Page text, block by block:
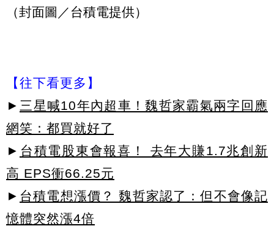
（封面圖／台積電提供）
【往下看更多】
► 三星喊10年內超車！魏哲家霸氣兩字回應
網笑：都買就好了
► 台積電股東會報喜！ 去年大賺1.7兆創新
高 EPS衝66.25元
► 台積電想漲價？ 魏哲家認了：但不會像記
憶體突然漲4倍